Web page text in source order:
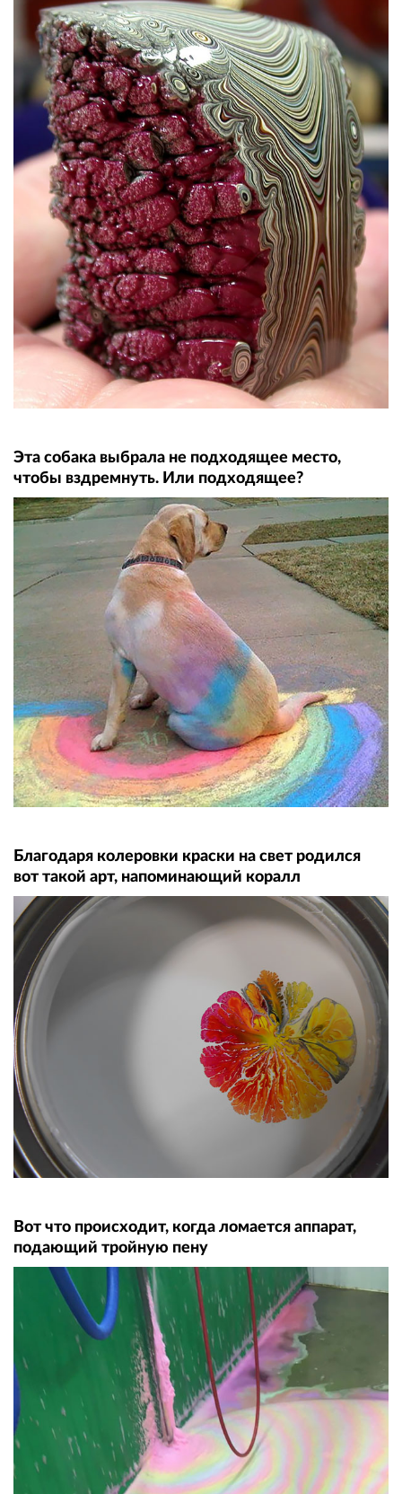
Эта собака выбрала не подходящее место,
чтобы вздремнуть. Или подходящее?
Благодаря колеровки краски на свет родился
вот такой арт, напоминающий коралл
Вот что происходит, когда ломается аппарат,
подающий тройную пену